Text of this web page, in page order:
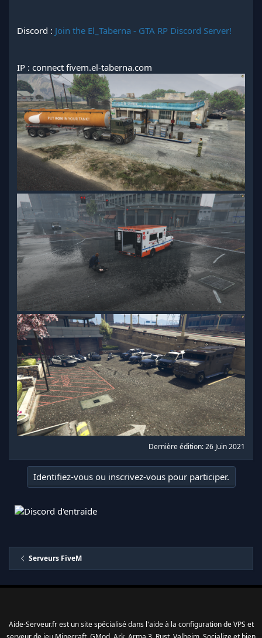
Discord : Join the El_Taberna - GTA RP Discord Server!
IP : connect fivem.el-taberna.com
Dernière édition:26 Juin 2021
Identifiez-vous ou inscrivez-vous pour participer.
Serveurs FiveM
Aide-Serveur.fr est un site spécialisé dans l'aide à la configuration de VPS et